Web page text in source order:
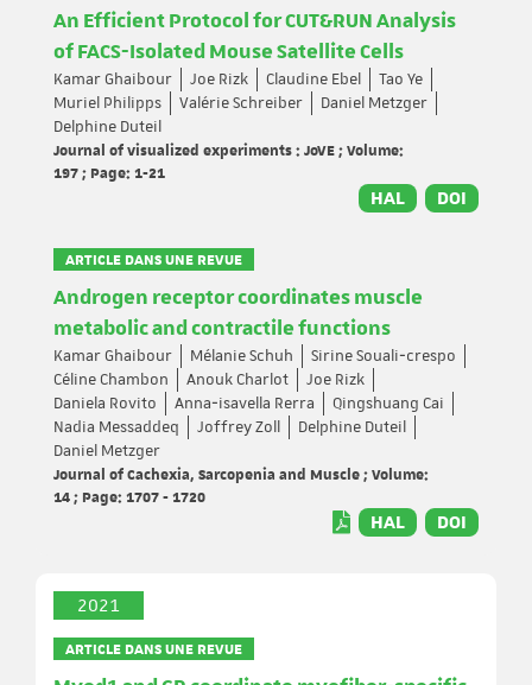
An Efficient Protocol for CUT&RUN Analysis
of FACS-Isolated Mouse Satellite Cells
Kamar Ghaibour Joe Rizk Claudine Ebel
Tao Ye
Muriel Philipps
Valérie Schreiber
Daniel Metzger
Delphine Duteil
Journal of visualized experiments : JoVE ; Volume:
197 ; Page: 1-21
HAL DOI
ARTICLE DANS UNE REVUE
Androgen receptor coordinates muscle
metabolic and contractile functions
Kamar Ghaibour Mélanie Schuh
Sirine Souali‐crespo
Céline Chambon
Anouk Charlot
Joe Rizk
Daniela Rovito
Anna‐isavella Rerra
Qingshuang Cai
Nadia Messaddeq
Joffrey Zoll
Delphine Duteil
Daniel Metzger
Journal of Cachexia, Sarcopenia and Muscle ; Volume:
14 ; Page: 1707 - 1720
HAL DOI
2021
ARTICLE DANS UNE REVUE